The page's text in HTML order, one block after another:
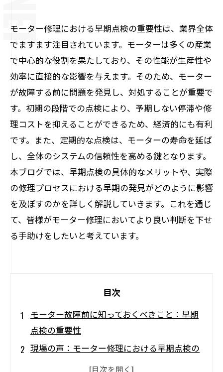
モーター修理における早期点検の重要性は、業界全体
でますます注目されています。モーターは多くの産業
で中心的な役割を果たしており、その性能が生産性や
効率に直接的な影響を与えます。そのため、モーター
が故障する前に問題を発見し、対処することが重要で
す。初期の段階での点検により、予期しない停滞や修
理コストを抑えることができるため、経済的にも有利
です。また、定期的な点検は、モーターの寿命を延ば
し、全体のシステムの信頼性を高める鍵となります。
本ブログでは、早期点検の具体的なメリットや、実際
の修理プロセスにおける早期の発見がどのように影響
を及ぼすのかを詳しく解説していきます。これを通じ
て、皆様がモーター修理においてより良い判断を下せ
る手助けをしたいと考えています。
目次
モーター故障前に知っておくべきこと：早期
点検の重要性
現場の声：モーター修理における早期点検の